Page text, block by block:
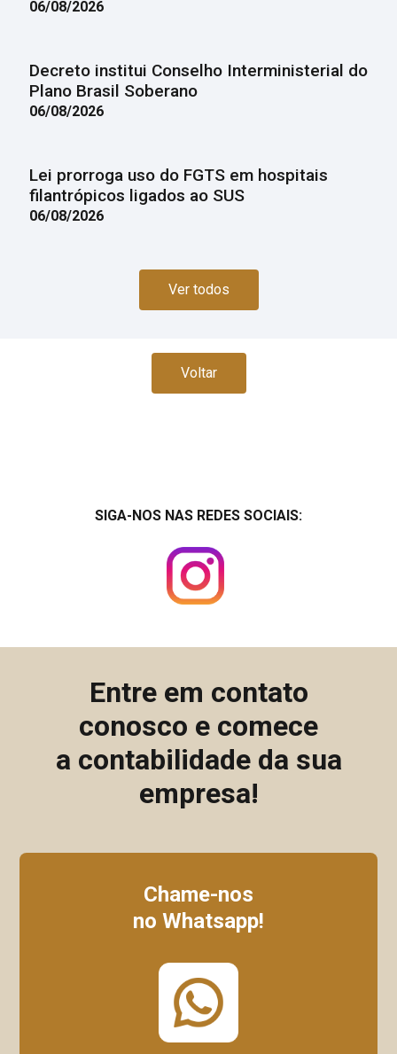
06/08/2026
Decreto institui Conselho Interministerial do
Plano Brasil Soberano
06/08/2026
Lei prorroga uso do FGTS em hospitais
filantrópicos ligados ao SUS
06/08/2026
Ver todos
Voltar
SIGA-NOS NAS REDES SOCIAIS:
Entre em contato
conosco e comece
a contabilidade da sua
empresa!
Chame-nos
no Whatsapp!